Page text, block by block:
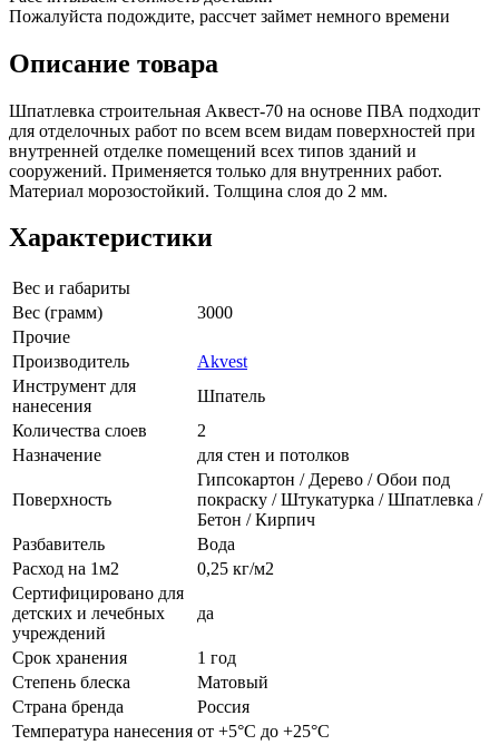
Пожалуйста подождите, рассчет займет немного времени
Описание товара
Шпатлевка строительная Аквест-70 на основе ПВА подходит
для отделочных работ по всем всем видам поверхностей при
внутренней отделке помещений всех типов зданий и
сооружений. Применяется только для внутренних работ.
Материал морозостойкий. Толщина слоя до 2 мм.
Характеристики
Вес и габариты
Вес (грамм)
3000
Прочие
Производитель
Akvest
Инструмент для
нанесения
Шпатель
Количества слоев
2
Назначение
для стен и потолков
Поверхность
Гипсокартон / Дерево / Обои под
покраску / Штукатурка / Шпатлевка /
Бетон / Кирпич
Разбавитель
Вода
Расход на 1м2
0,25 кг/м2
Сертифицировано для
детских и лечебных
учреждений
да
Срок хранения
1 год
Степень блеска
Матовый
Страна бренда
Россия
Температура нанесения от +5°С до +25°С